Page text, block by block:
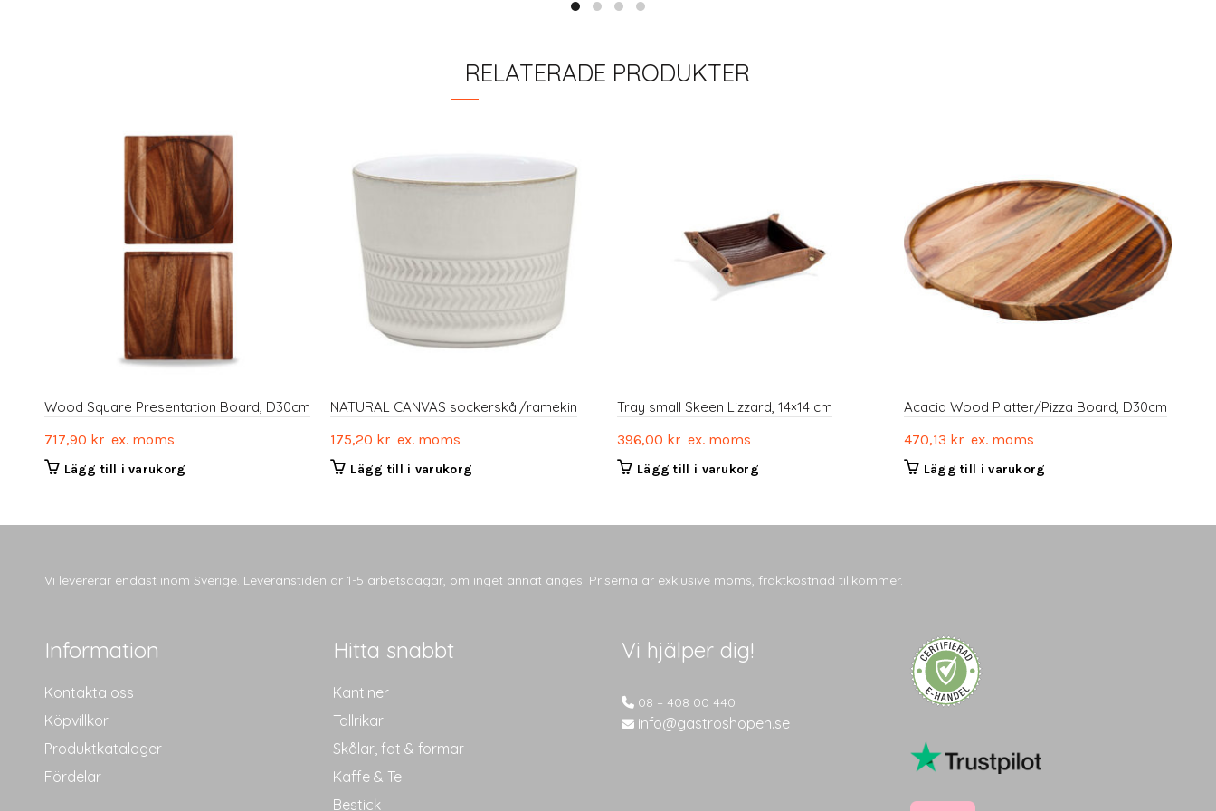
RELATERADE PRODUKTER
Wood Square Presentation Board, D30cm
717,90 krex. moms
Lägg till i varukorg
NATURAL CANVAS sockerskål/ramekin
175,20 kr ex. moms
Lägg till i varukorg
Tray small Skeen Lizzard, 14×14 cm
396,00 krex. moms
Lägg till i varukorg
Acacia Wood Platter/Pizza Board, D30cm
470,13 krex. moms
Lägg till i varukorg
Vi levererar endast inom Sverige. Leveranstiden är 1-5 arbetsdagar, om inget annat anges. Priserna är exklusive moms, fraktkostnad tillkommer.
Information
Kontakta oss
Köpvillkor
Produktkataloger
Fördelar
Hitta snabbt
Kantiner
Tallrikar
Skålar, fat & formar
Kaffe & Te
Bestick
Vi hjälper dig!
08 – 408 00 440
info@gastroshopen.se